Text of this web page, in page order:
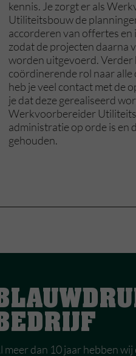
kennis. Je zorgt er als
Utiliteitsbouw de
accorderen van offertes en
zodat de projecten daarna
worden uitgevoerd. Verder
coördinerende rol naar alle
heb je veel contact met de
je dat deze gerealiseerd
Werkvoorbereider
administratie op orde is en
gehouden.
meer dan 10 jaar hebben